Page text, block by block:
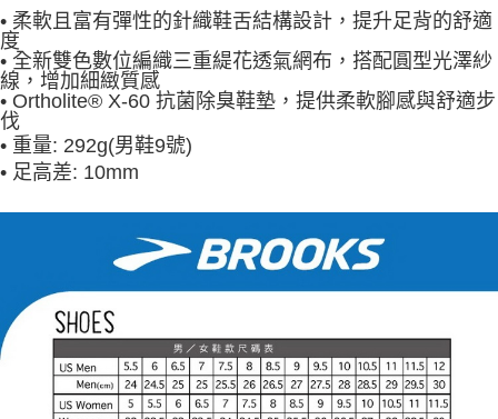
• 柔軟且富有彈性的針織鞋舌結構設計，提升足背的舒適
度
• 全新雙色數位編織三重緹花透氣網布，搭配圓型光澤紗
線，增加細緻質感
• Ortholite® X-60 抗菌除臭鞋墊，提供柔軟腳感與舒適步
伐
• 重量: 292g(男鞋9號)
• 足高差: 10mm